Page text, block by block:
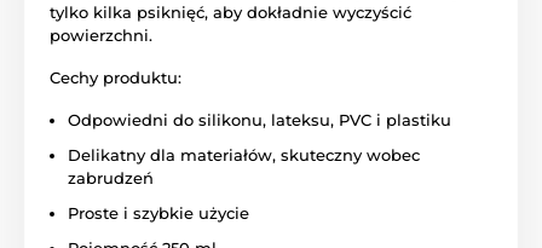
tylko kilka psiknięć, aby dokładnie wyczyścić
powierzchni.
Cechy produktu:
Odpowiedni do silikonu, lateksu, PVC i plastiku
Delikatny dla materiałów, skuteczny wobec
zabrudzeń
Proste i szybkie użycie